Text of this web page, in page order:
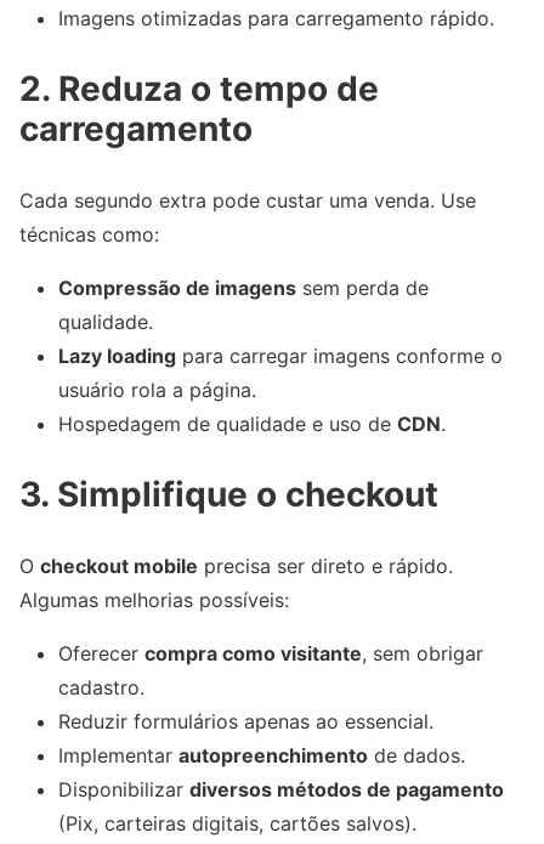
Imagens otimizadas para carregamento rápido.
2. Reduza o tempo de
carregamento
Cada segundo extra pode custar uma venda. Use
técnicas como:
Compressão de imagens sem perda de
qualidade.
Lazy loading para carregar imagens conforme o
usuário rola a página.
Hospedagem de qualidade e uso de CDN.
3. Simplifique o checkout
O checkout mobile precisa ser direto e rápido.
Algumas melhorias possíveis:
Oferecer compra como visitante, sem obrigar
cadastro.
Reduzir formulários apenas ao essencial.
Implementar autopreenchimento de dados.
Disponibilizar diversos métodos de pagamento
(Pix, carteiras digitais, cartões salvos).